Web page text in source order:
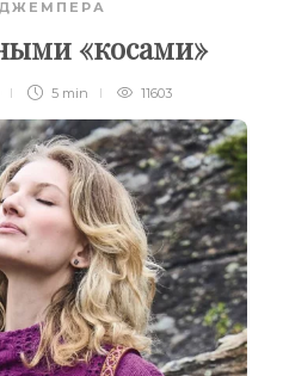
«косами»
5 min 11603